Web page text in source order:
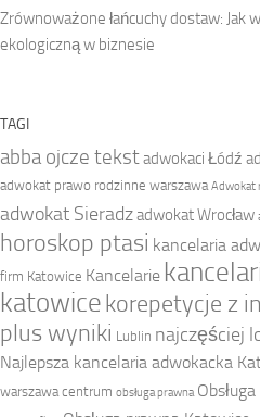
Zrównoważone łańcuchy dostaw:
ekologiczną w biznesie
TAGI
abba ojcze tekstadwokaci Łódź
adwokat prawo rodzinne warszawa Adwokat
adwokat Sieradzadwokat Wrocław
horoskop ptasi kancelaria
firm Katowice Kancelarie
katowicekorepetycje z
plus wyniki Lublin najczęściej
Najlepsza kancelaria adwokacka
warszawa centrum obsługa prawna